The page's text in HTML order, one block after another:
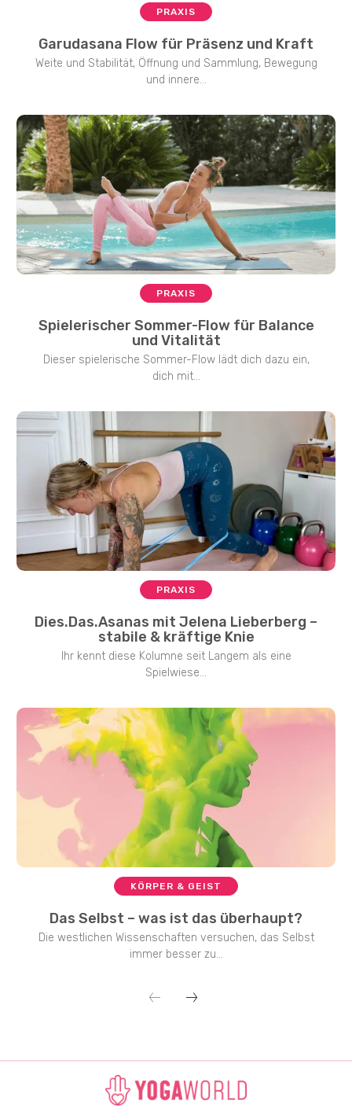
PRAXIS
Garudasana Flow für Präsenz und Kraft
Weite und Stabilität, Öffnung und Sammlung, Bewegung
und innere...
PRAXIS
Spielerischer Sommer-Flow für Balance
und Vitalität
Dieser spielerische Sommer-Flow lädt dich dazu ein,
dich mit...
PRAXIS
Dies.Das.Asanas mit Jelena Lieberberg –
stabile & kräftige Knie
Ihr kennt diese Kolumne seit Langem als eine
Spielwiese...
KÖRPER & GEIST
Das Selbst – was ist das überhaupt?
Die westlichen Wissenschaften versuchen, das Selbst
immer besser zu...